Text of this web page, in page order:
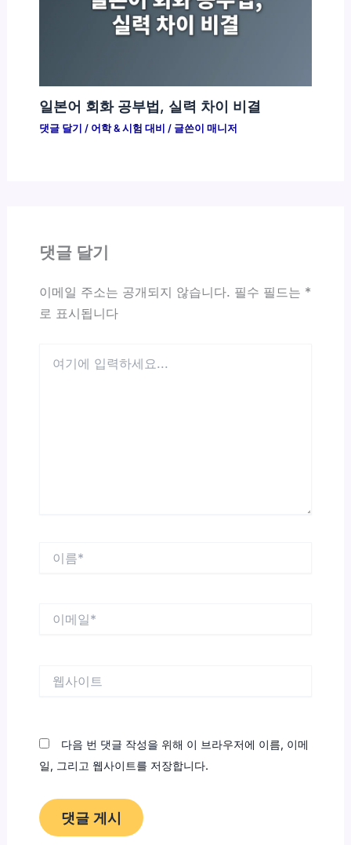
일본어 회화 공부법, 실력 차이 비결
댓글 달기 / 어학 & 시험 대비 / 글쓴이 매니저
댓글 달기
이메일 주소는 공개되지 않습니다. 필수 필드는 *
로 표시됩니다
다음 번 댓글 작성을 위해 이 브라우저에 이름, 이메
일, 그리고 웹사이트를 저장합니다.